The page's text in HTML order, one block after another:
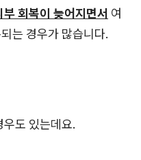
부 회복이 늦어지면서 여
는 경우가 많습니다.
도 있는데요.